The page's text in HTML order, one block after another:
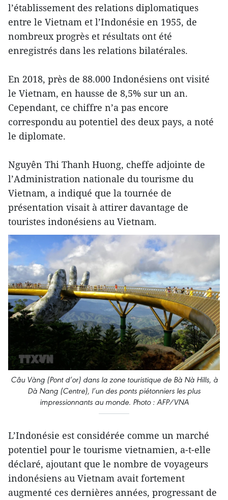
l’établissement des relations diplomatiques
entre le Vietnam et l’Indonésie en 1955, de
nombreux progrès et résultats ont été
enregistrés dans les relations bilatérales.
En 2018, près de 88.000 Indonésiens ont visité
le Vietnam, en hausse de 8,5% sur un an.
Cependant, ce chiffre n’a pas encore
correspondu au potentiel des deux pays, a noté
le diplomate.
Nguyên Thi Thanh Huong, cheffe adjointe de
l’Administration nationale du tourisme du
Vietnam, a indiqué que la tournée de
présentation visait à attirer davantage de
touristes indonésiens au Vietnam.
Câu Vàng (Pont d’or) dans la zone touristique de Bà Nà Hills, à
Dà Nang (Centre), l’un des ponts piétonniers les plus
impressionnants au monde. Photo : AFP/VNA
L’Indonésie est considérée comme un marché
potentiel pour le tourisme vietnamien, a-t-elle
déclaré, ajoutant que le nombre de voyageurs
indonésiens au Vietnam avait fortement
augmenté ces dernières années, progressant de